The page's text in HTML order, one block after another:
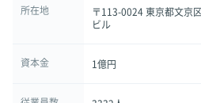
所在地
〒113-0024 東京都文京
ビル
資本金 1億円